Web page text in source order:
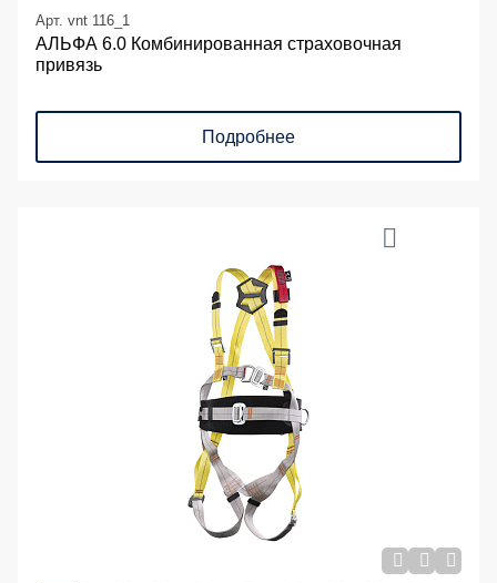
Арт. vnt 116_1
АЛЬФА 6.0 Комбинированная страховочная
привязь
Подробнее